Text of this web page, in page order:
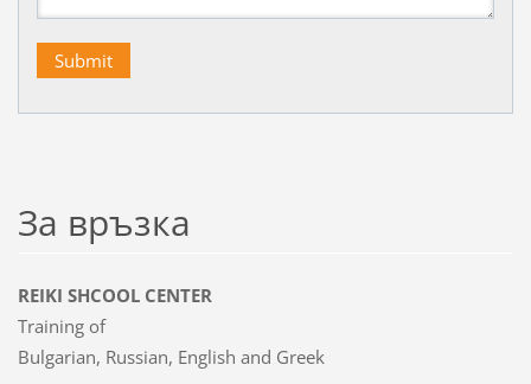
За връзка
REIKI SHCOOL CENTER
Training of
Bulgarian, Russian, English and Greek